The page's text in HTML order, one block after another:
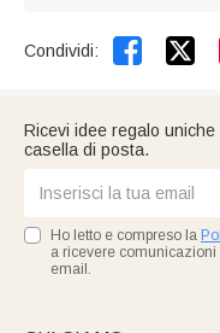
Condividi: 
Ricevi idee regalo
casella di posta.
Ho letto e compreso la
a ricevere
email.